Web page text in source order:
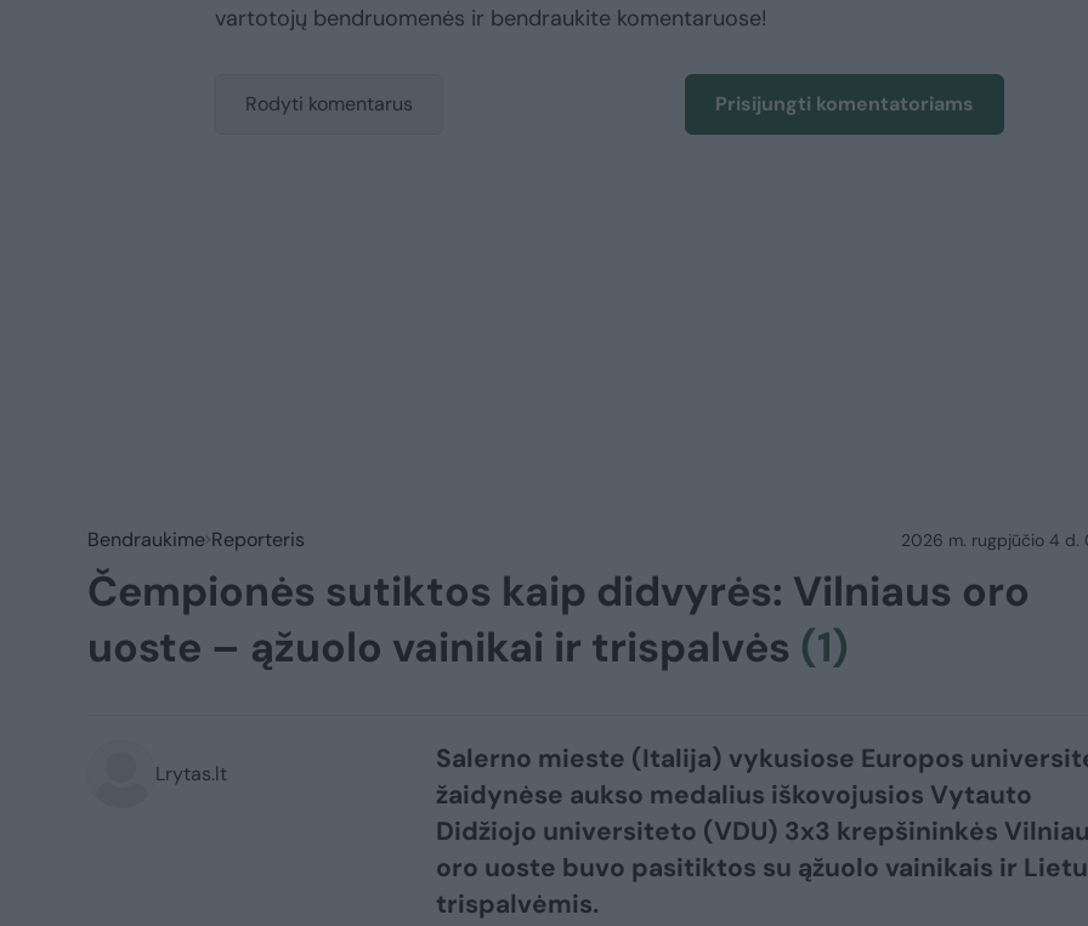
vartotojų bendruomenės ir bendraukite komentaruose!
Rodyti komentarus Prisijungti komentatoriams
Bendraukime Reporteris 2026 m. rugpjūčio 4 d.
Čempionės sutiktos kaip didvyrės: Vilniaus oro
uoste – ąžuolo vainikai ir trispalvės (1)
Lrytas.lt
Salerno mieste (Italija) vykusiose Europos
žaidynėse aukso medalius iškovojusios Vytauto
Didžiojo universiteto (VDU) 3x3 krepšininkės
oro uoste buvo pasitiktos su ąžuolo vainikais ir
trispalvėmis.